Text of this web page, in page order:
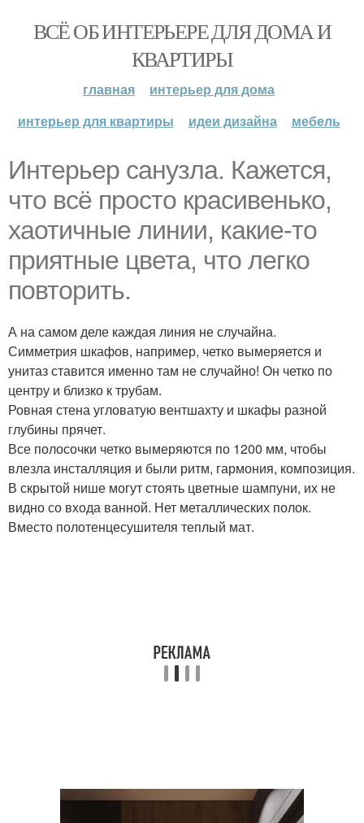
ВСЁ ОБ ИНТЕРЬЕРЕ ДЛЯ ДОМА И
КВАРТИРЫ
главная
интерьер для дома
интерьер для квартиры
идеи дизайна мебель
Интерьер санузла. Кажется,
что всё просто красивенько,
хаотичные линии, какие-то
приятные цвета, что легко
повторить.
А на самом деле каждая линия не случайна.
Симметрия шкафов, например, четко вымеряется и
унитаз ставится именно там не случайно! Он четко по
центру и близко к трубам.
Ровная стена угловатую вентшахту и шкафы разной
глубины прячет.
Все полосочки четко вымеряются по 1200 мм, чтобы
влезла инсталляция и были ритм, гармония, композиция.
В скрытой нише могут стоять цветные шампуни, их не
видно со входа ванной. Нет металлических полок.
Вместо полотенцесушителя теплый мат.